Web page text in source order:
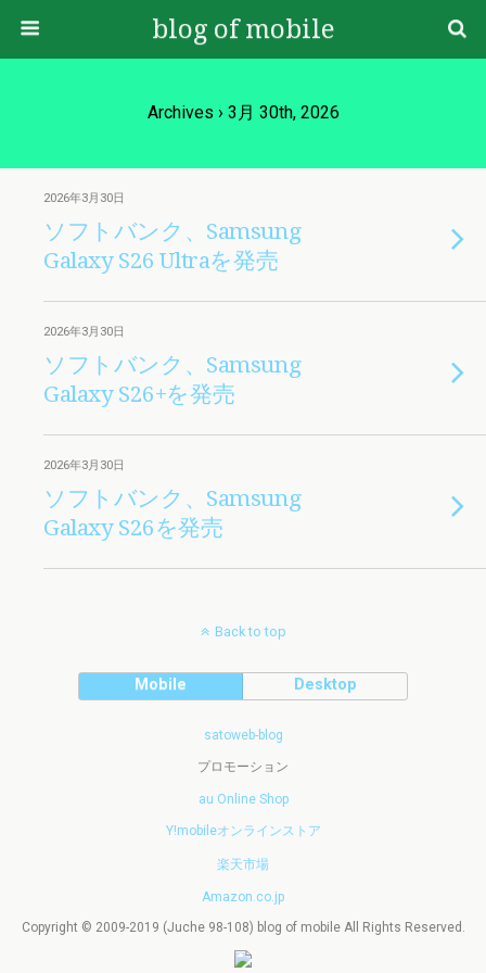
blog of mobile
Archives › 3月 30th, 2026
2026年3月30日
ソフトバンク、Samsung
Galaxy S26 Ultraを発売
2026年3月30日
ソフトバンク、Samsung
Galaxy S26+を発売
2026年3月30日
ソフトバンク、Samsung
Galaxy S26を発売
Back to top
Mobile Desktop
satoweb-blog
プロモーション
au Online Shop
Y!mobileオンラインストア
楽天市場
Amazon.co.jp
Copyright © 2009-2019 (Juche 98-108) blog of mobile All Rights Reserved.